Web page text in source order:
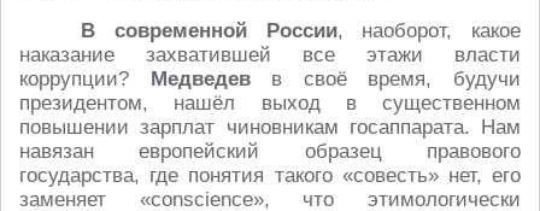
В современной России, наоборот, какое
наказание захватившей все этажи власти
коррупции?
Медведев в своё время, будучи
президентом, нашёл выход в существенном
повышении зарплат чиновникам госаппарата. Нам
навязан европейский образец правового
государства, где понятия такого «совесть» нет, его
заменяет «conscience», что этимологически